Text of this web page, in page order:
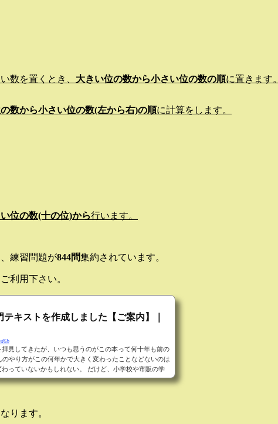
数を置くとき、 大きい位の数から小さい位の数の順に置きます。
数から小さい位の数(左から右)の順に計算をします。
位の数(十の位)から行います。
練習問題が844問集約されています。
利用下さい。
キストを作成しました【ご案内】｜
見してきたが、いつも思うのがこの本って何十年も前の
やり方がこの何年かで大きく変わったことなどないのは
っていないかもしれない。 だけど、小学校や市販の学
しているのに対し、そろばんのテキストを見ていると昭
ります。